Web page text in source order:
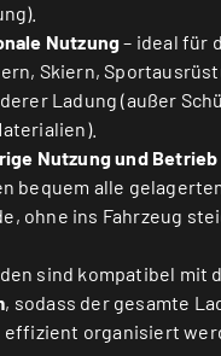
Nutzung– ideal für
Skiern,
Ladung (außer
Nutzung und Betrieb
bequem alle
ohne ins Fahrzeug
sind kompatibel mit
, sodass der gesamte
organisiert